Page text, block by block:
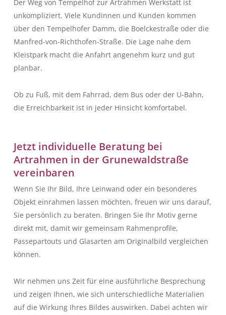
Der Weg von Tempelhof zur Artrahmen Werkstatt ist
unkompliziert. Viele Kundinnen und Kunden kommen
über den Tempelhofer Damm, die Boelckestraße oder die
Manfred-von-Richthofen-Straße. Die Lage nahe dem
Kleistpark macht die Anfahrt angenehm kurz und gut
planbar.
Ob zu Fuß, mit dem Fahrrad, dem Bus oder der U-Bahn,
die Erreichbarkeit ist in jeder Hinsicht komfortabel.
Jetzt individuelle Beratung bei
Artrahmen in der Grunewaldstraße
vereinbaren
Wenn Sie Ihr Bild, Ihre Leinwand oder ein besonderes
Objekt einrahmen lassen möchten, freuen wir uns darauf,
Sie persönlich zu beraten. Bringen Sie Ihr Motiv gerne
direkt mit, damit wir gemeinsam Rahmenprofile,
Passepartouts und Glasarten am Originalbild vergleichen
können.
Wir nehmen uns Zeit für eine ausführliche Besprechung
und zeigen Ihnen, wie sich unterschiedliche Materialien
auf die Wirkung Ihres Bildes auswirken. Dabei achten wir